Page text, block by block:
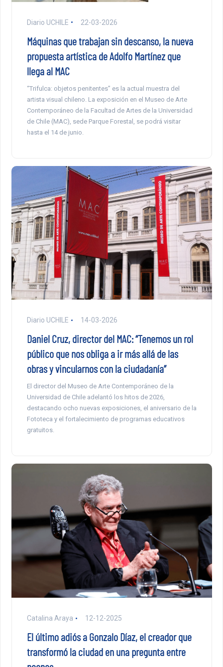
Diario UCHILE 22-03-2026
Máquinas que trabajan sin descanso, la nueva
propuesta artística de Adolfo Martínez que
llega al MAC
“Trifulca: objetos penitentes” es la actual muestra del
artista visual chileno. La exposición en el Museo de Arte
Contemporáneo de la Facultad de Artes de la Universidad
de Chile (MAC), sede Parque Forestal, se podrá visitar
hasta el 14 de junio.
Diario UCHILE 14-03-2026
Daniel Cruz, director del MAC: “Tenemos un rol
público que nos obliga a ir más allá de las
obras y vincularnos con la ciudadanía”
El director del Museo de Arte Contemporáneo de la
Universidad de Chile adelantó los hitos de 2026,
destacando ocho nuevas exposiciones, el aniversario de la
Fototeca y el fortalecimiento de programas educativos
gratuitos.
Catalina Araya 12-12-2025
El último adiós a Gonzalo Díaz, el creador que
transformó la ciudad en una pregunta entre